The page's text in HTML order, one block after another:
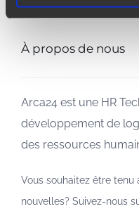
À propos de nous
Arca24 est une HR
développement de
des ressources
Vous souhaitez être
nouvelles? Suivez-nous